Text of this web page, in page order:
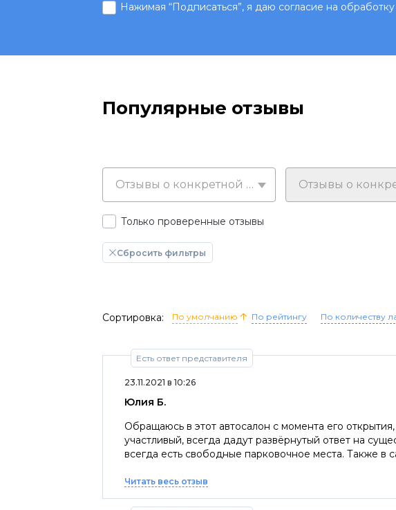
Нажимая “Подписаться”, я даю согласие на обработку
Популярные отзывы
Отзывы о конкретной марке
Только проверенные отзывы
Сбросить фильтры
Сортировка: По умолчанию По рейтингу По количеству
Есть ответ представителя
23.11.2021 в 10:26
Юлия Б.
Обращаюсь в этот автосалон с момента его
участливый, всегда дадут развёрнутый ответ на
всегда есть свободные парковочное места. Также
Читать весь отзыв